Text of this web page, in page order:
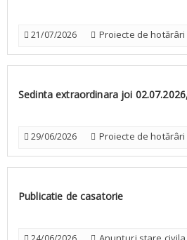
21/07/2026 Proiecte de hotărâri
Sedinta extraordinara joi
29/06/2026 Proiecte de hotărâri
Publicatie de casatorie